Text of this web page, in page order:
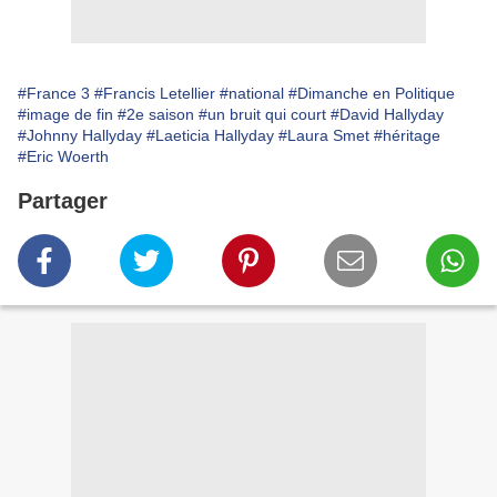
#France 3 #Francis Letellier #national #Dimanche en Politique
#image de fin #2e saison #un bruit qui court #David Hallyday
#Johnny Hallyday #Laeticia Hallyday #Laura Smet #héritage
#Eric Woerth
Partager